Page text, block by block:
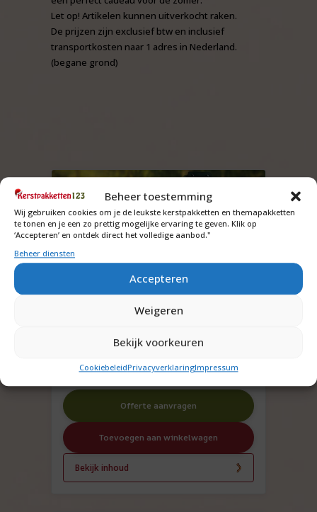
Beheer toestemming
Wij gebruiken cookies om je de leukste kerstpakketten en themapakketten
te tonen en je een zo prettig mogelijke ervaring te geven. Klik op
‘Accepteren’ en ontdek direct het volledige aanbod."
Beheer diensten
Accepteren
Weigeren
Bekijk voorkeuren
CookiebeleidPrivacyverklaringImpressum
Let op! Artikelen kunnen uitverkocht raken.
De prijzen zijn exclusief btw en inclusief
transportkosten naar 1 adres in Nederland.
(begane grond)
Zomerpakket personeel met
duurzaam
51,95
Offerte aanvragen
Toevoegen aan winkelwagen
Bekijk inhoud